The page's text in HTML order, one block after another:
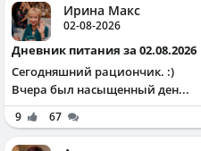
Ирина Макс
02-08-2026
Дневник питания за 02.08.2026
Сегодняшний рациончик. :)
Вчера был насыщенный ден...
9 67